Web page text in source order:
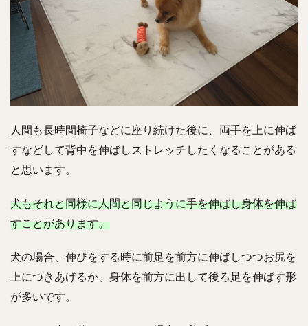
人間も長時間椅子などに座り続けた後に、両手を上に伸ば
すなどして背中を伸ばしストレッチしたくなることがある
と思います。
犬もそれと同様に人間と同じように手を伸ばし身体を伸ば
すことがあります。
犬の場合、伸びをする時に前足を前方に伸ばしつつお尻を
上につきあげるか、身体を前方に出して後ろ足を伸ばす形
が多いです。